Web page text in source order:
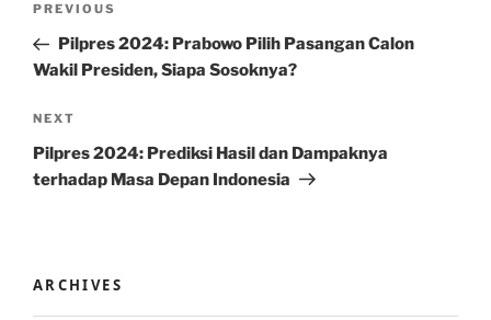
Previous
Post
PREVIOUS
Pilpres 2024: Prabowo Pilih Pasangan Calon
Wakil Presiden, Siapa Sosoknya?
Next
Post
NEXT
Pilpres 2024: Prediksi Hasil dan Dampaknya
terhadap Masa Depan Indonesia
ARCHIVES